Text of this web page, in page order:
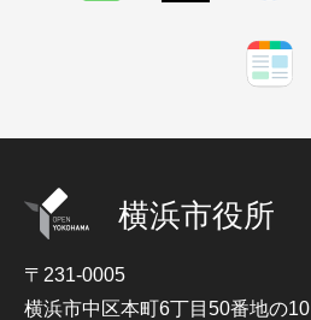
横浜市役所
〒231-0005
横浜市中区本町6丁目50番地の10